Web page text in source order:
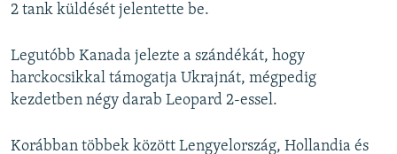
2 tank küldését jelentette be.
Legutóbb Kanada jelezte a szándékát, hogy
harckocsikkal támogatja Ukrajnát, mégpedig
kezdetben négy darab Leopard 2-essel.
Korábban többek között Lengyelország, Hollandia és